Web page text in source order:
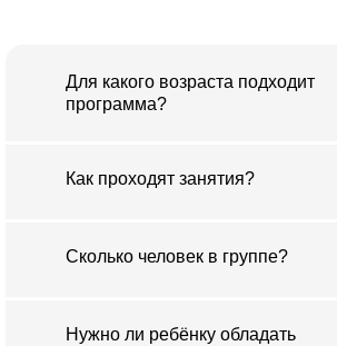
Для какого возраста подходит
программа?
Как проходят занятия?
Сколько человек в группе?
Нужно ли ребёнку обладать